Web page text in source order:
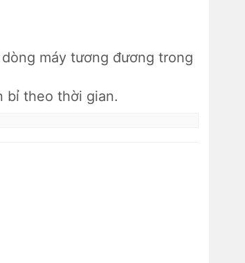
máy tương đương trong
bỉ theo thời gian.